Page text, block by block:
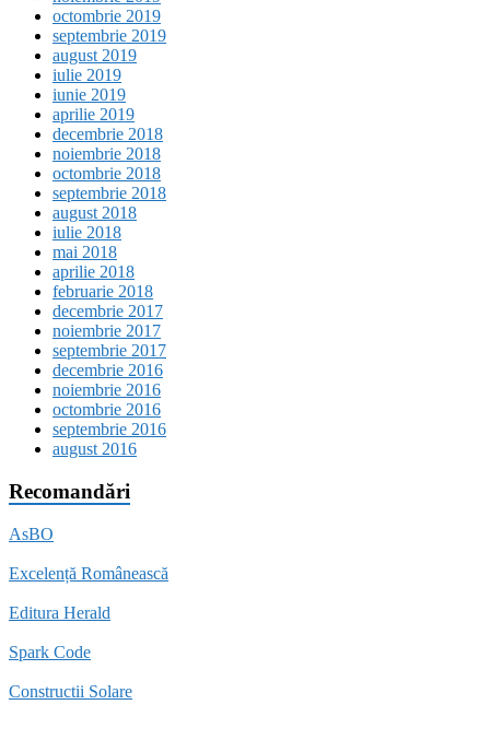
octombrie 2019
septembrie 2019
august 2019
iulie 2019
iunie 2019
aprilie 2019
decembrie 2018
noiembrie 2018
octombrie 2018
septembrie 2018
august 2018
iulie 2018
mai 2018
aprilie 2018
februarie 2018
decembrie 2017
noiembrie 2017
septembrie 2017
decembrie 2016
noiembrie 2016
octombrie 2016
septembrie 2016
august 2016
Recomandări
AsBO
Excelență Românească
Editura Herald
Spark Code
Constructii Solare